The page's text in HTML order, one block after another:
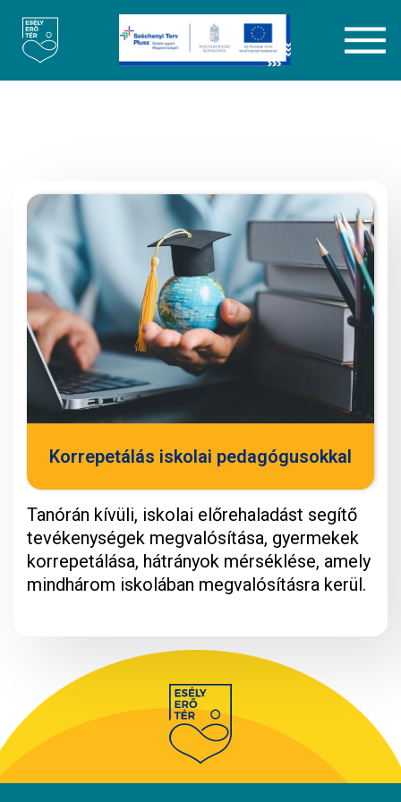
Korrepetálás iskolai pedagógusokkal
Tanórán kívüli, iskolai előrehaladást segítő
tevékenységek megvalósítása, gyermekek
korrepetálása, hátrányok mérséklése, amely
mindhárom iskolában megvalósításra kerül.